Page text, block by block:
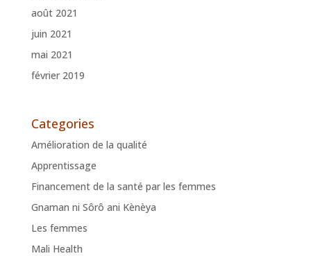
août 2021
juin 2021
mai 2021
février 2019
Categories
Amélioration de la qualité
Apprentissage
Financement de la santé par les femmes
Gnaman ni Sôrô ani Kènèya
Les femmes
Mali Health